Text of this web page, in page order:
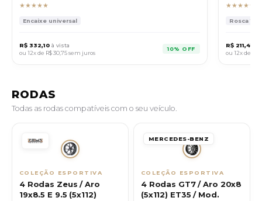
★★★★★
Encaixe universal
R$ 332,10 à vista
ou 12x de R$ 30,75sem juros
10% OFF
★★★★★
Rosca
R$ 211,41
ou 12x de
RODAS
Todas as rodas compatíveis com o seu veículo.
COLEÇÃO ESPORTIVA
4 Rodas Zeus / Aro
19x8.5 E 9.5 (5x112)
MERCEDES-BENZ
COLEÇÃO ESPORTIVA
4 Rodas GT7 / Aro 20x8
(5x112) ET35 / Mod.